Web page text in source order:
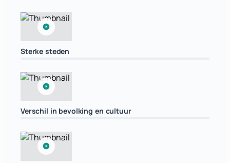
Sterke steden
Verschil in bevolking en cultuur